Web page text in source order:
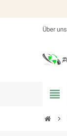
Über uns

